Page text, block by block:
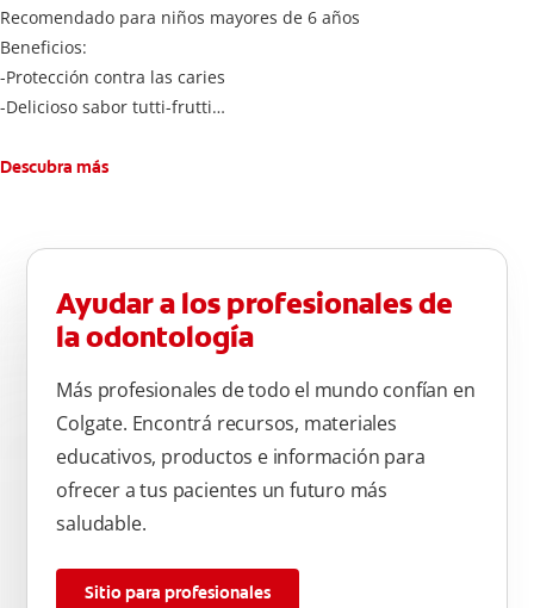
Recomendado para niños mayores de 6 años
Beneficios:
-Protección contra las caries
-Delicioso sabor tutti-frutti
Cepíllese adecuadamente los dientes después de cada
Descubra más
Ayudar a los profesionales de
la odontología
Más profesionales de todo el mundo confían en
Colgate. Encontrá recursos, materiales
educativos, productos e información para
ofrecer a tus pacientes un futuro más
saludable.
Sitio para profesionales